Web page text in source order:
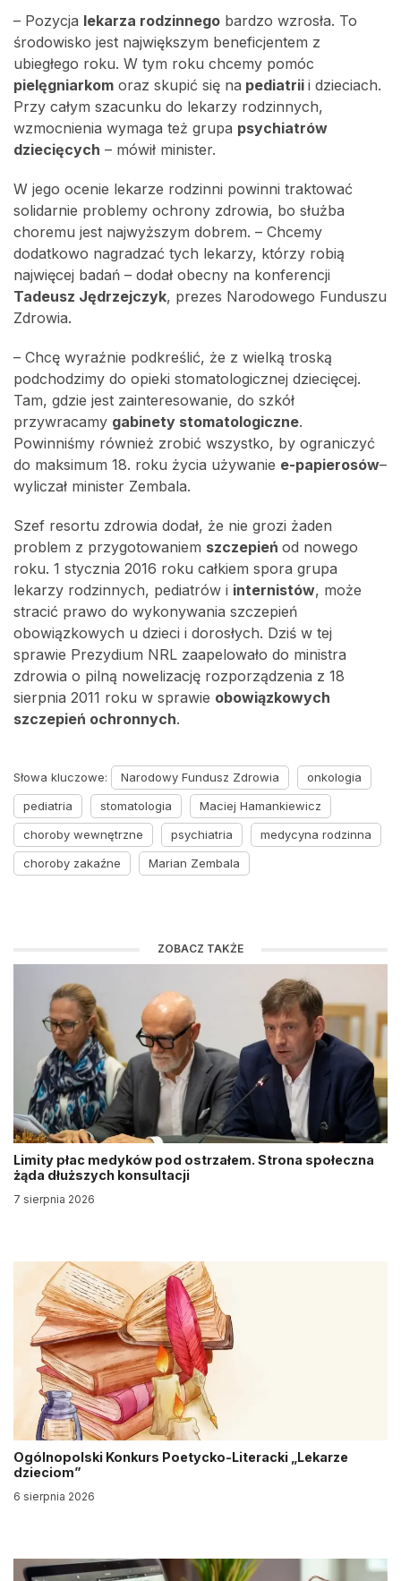
– Pozycja lekarza rodzinnego bardzo wzrosła. To
środowisko jest największym beneficjentem z
ubiegłego roku. W tym roku chcemy pomóc
pielęgniarkom oraz skupić się na pediatrii i dzieciach.
Przy całym szacunku do lekarzy rodzinnych,
wzmocnienia wymaga też grupa psychiatrów
dziecięcych – mówił minister.
W jego ocenie lekarze rodzinni powinni traktować
solidarnie problemy ochrony zdrowia, bo służba
choremu jest najwyższym dobrem. – Chcemy
dodatkowo nagradzać tych lekarzy, którzy robią
najwięcej badań – dodał obecny na konferencji
Tadeusz Jędrzejczyk, prezes Narodowego Funduszu
Zdrowia.
– Chcę wyraźnie podkreślić, że z wielką troską
podchodzimy do opieki stomatologicznej dziecięcej.
Tam, gdzie jest zainteresowanie, do szkół
przywracamy gabinety stomatologiczne.
Powinniśmy również zrobić wszystko, by ograniczyć
do maksimum 18. roku życia używanie e-papierosów–
wyliczał minister Zembala.
Szef resortu zdrowia dodał, że nie grozi żaden
problem z przygotowaniem szczepień od nowego
roku. 1 stycznia 2016 roku całkiem spora grupa
lekarzy rodzinnych, pediatrów i internistów, może
stracić prawo do wykonywania szczepień
obowiązkowych u dzieci i dorosłych. Dziś w tej
sprawie Prezydium NRL zaapelowało do ministra
zdrowia o pilną nowelizację rozporządzenia z 18
sierpnia 2011 roku w sprawie obowiązkowych
szczepień ochronnych.
Słowa kluczowe: Narodowy Fundusz Zdrowia
onkologia
pediatria
stomatologia
Maciej Hamankiewicz
choroby wewnętrzne
psychiatria
medycyna rodzinna
choroby zakaźne
Marian Zembala
ZOBACZ TAKŻE
Limity płac medyków pod ostrzałem. Strona społeczna
żąda dłuższych konsultacji
7 sierpnia 2026
Ogólnopolski Konkurs Poetycko-Literacki „Lekarze
dzieciom”
6 sierpnia 2026